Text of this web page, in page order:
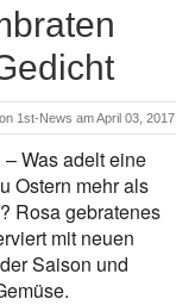
1st-News am April 03, 2017
– Was adelt eine
Ostern mehr als
Rosa gebratenes
mit neuen
Saison und